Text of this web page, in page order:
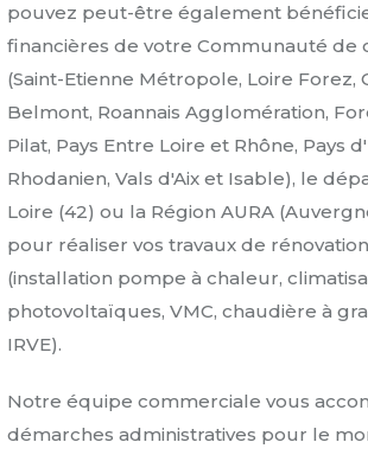
pouvez peut-être également
financières de votre Communauté de
(Saint-Etienne Métropole, Loire Forez,
Belmont, Roannais Agglomération,
Pilat, Pays Entre Loire et Rhône, Pays
Rhodanien, Vals d'Aix et Isable), le
Loire (42) ou la Région AURA
pour réaliser vos travaux de
(installation pompe à chaleur,
photovoltaïques, VMC, chaudière à
IRVE).
Notre équipe commerciale vous
démarches administratives pour le